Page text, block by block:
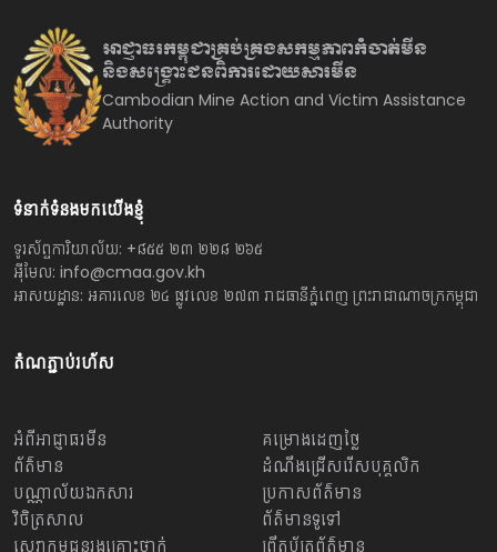
អាជ្ញាធរកម្ពុជាគ្រប់គ្រងសកម្មភាពកំចាត់មីន
និងសង្គ្រោះជនពិការដោយសារមីន
Cambodian Mine Action and Victim Assistance
Authority
ទំនាក់ទំនងមកយើងខ្ញុំ
ទូរស័ព្ទការិយាល័យ: +៨៥៥ ២៣ ២២៨ ២៦៥
អ៊ីមែល: info@cmaa.gov.kh
អាសយដ្ឋាន: អគារលេខ ២៤ ផ្លូវលេខ ២៧៣ រាជធានីភ្នំពេញ ព្រះរាជាណាចក្រកម្ពុជា
តំណភ្ជាប់រហ័ស
អំពីអាជ្ញាធរមីន
ព័ត៌មាន
បណ្ណាល័យឯកសារ
វិចិត្រសាល
សេវាកម្មជនរងគ្រោះថ្នាក់
គម្រោងដេញថ្លៃ
ដំណឹងជ្រើសរើសបុគ្គលិក
ប្រកាសព័ត៌មាន
ព័ត៌មានទូទៅ
ព្រឹត្តប័ត្រព័ត៌មាន